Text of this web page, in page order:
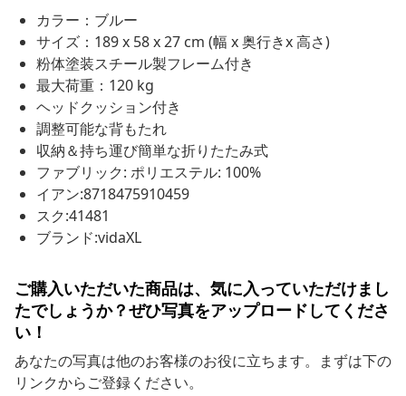
カラー：ブルー
サイズ：189 x 58 x 27 cm (幅 x 奥行きx 高さ)
粉体塗装スチール製フレーム付き
最大荷重：120 kg
ヘッドクッション付き
調整可能な背もたれ
収納＆持ち運び簡単な折りたたみ式
ファブリック: ポリエステル: 100%
イアン:8718475910459
スク:41481
ブランド:vidaXL
ご購入いただいた商品は、気に入っていただけまし
たでしょうか？ぜひ写真をアップロードしてくださ
い！
あなたの写真は他のお客様のお役に立ちます。まずは下の
リンクからご登録ください。